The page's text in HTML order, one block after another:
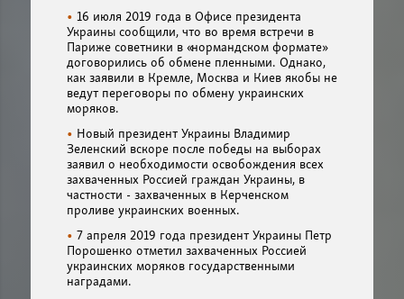
16 июля 2019 года в Офисе президента
Украины сообщили, что во время встречи в
Париже советники в «нормандском формате»
договорились об обмене пленными. Однако,
как заявили в Кремле, Москва и Киев якобы не
ведут переговоры по обмену украинских
моряков.
Новый президент Украины Владимир
Зеленский вскоре после победы на выборах
заявил о необходимости освобождения всех
захваченных Россией граждан Украины, в
частности - захваченных в Керченском
проливе украинских военных.
7 апреля 2019 года президент Украины Петр
Порошенко отметил захваченных Россией
украинских моряков государственными
наградами.